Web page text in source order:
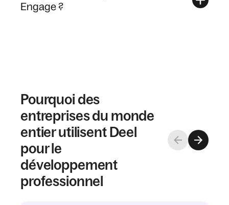
Engage ?
Pourquoi des
entreprises du monde
entier utilisent Deel
pour le
développement
professionnel